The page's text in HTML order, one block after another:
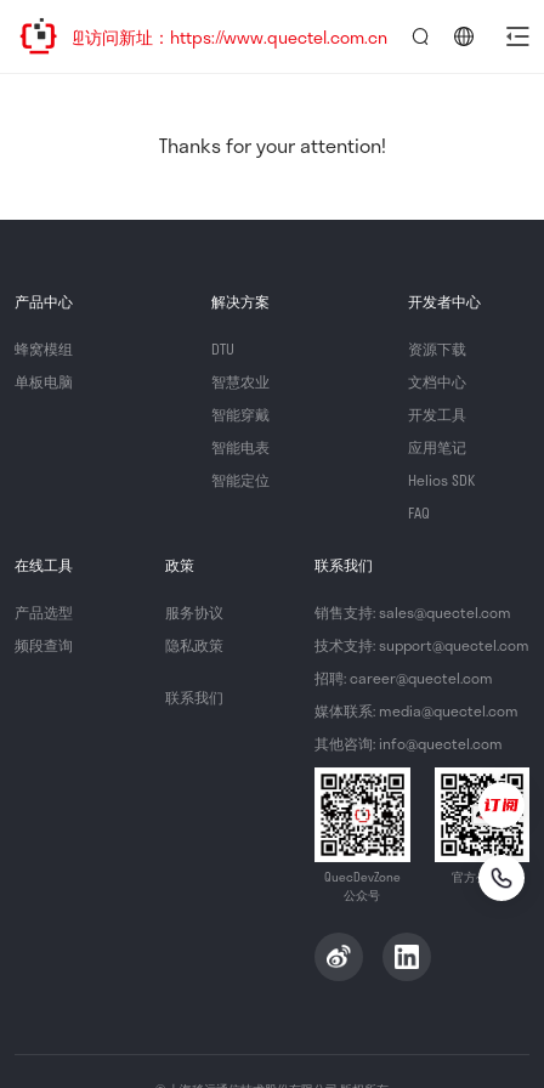
移，欢迎访问新址：https://www.quectel.com.cn
Thanks for your attention!
产品中心
蜂窝模组
单板电脑
解决方案
DTU
智慧农业
智能穿戴
智能电表
智能定位
开发者中心
资源下载
文档中心
开发工具
应用笔记
Helios SDK
FAQ
在线工具
产品选型
频段查询
政策
服务协议
隐私政策
联系我们
联系我们
销售支持: sales@quectel.com
技术支持: support@quectel.com
招聘: career@quectel.com
媒体联系: media@quectel.com
其他咨询: info@quectel.com
QuecDevZone
公众号
官方公众号